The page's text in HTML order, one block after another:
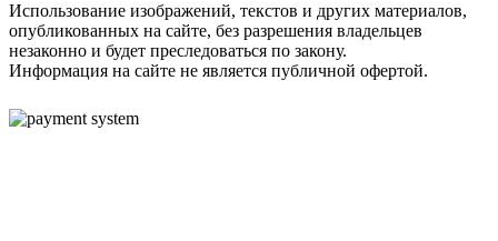
Использование изображений, текстов и других материалов,
опубликованных на сайте, без разрешения владельцев
незаконно и будет преследоваться по закону.
Информация на сайте не является публичной офертой.